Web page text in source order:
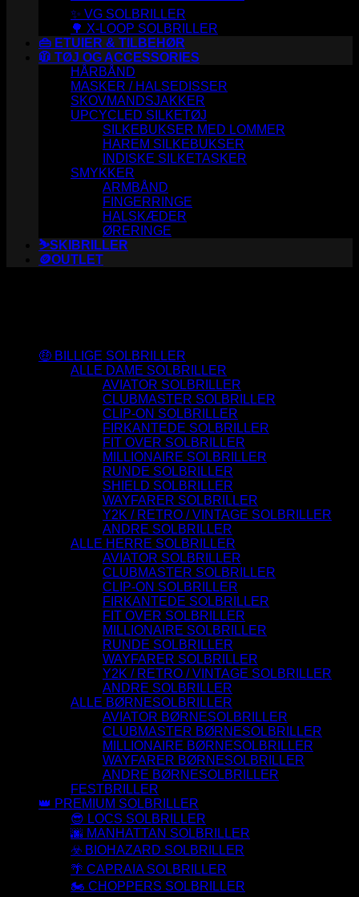
✨ VG SOLBRILLER
🌳 X-LOOP SOLBRILLER
👜 ETUIER & TILBEHØR
🧥 TØJ OG ACCESSORIES
HÅRBÅND
MASKER / HALSEDISSER
SKOVMANDSJAKKER
UPCYCLED SILKETØJ
SILKEBUKSER MED LOMMER
HAREM SILKEBUKSER
INDISKE SILKETASKER
SMYKKER
ARMBÅND
FINGERRINGE
HALSKÆDER
ØRERINGE
⛷️SKIBRILLER
🪙OUTLET
🤑 BILLIGE SOLBRILLER
ALLE DAME SOLBRILLER
AVIATOR SOLBRILLER
CLUBMASTER SOLBRILLER
CLIP-ON SOLBRILLER
FIRKANTEDE SOLBRILLER
FIT OVER SOLBRILLER
MILLIONAIRE SOLBRILLER
RUNDE SOLBRILLER
SHIELD SOLBRILLER
WAYFARER SOLBRILLER
Y2K / RETRO / VINTAGE SOLBRILLER
ANDRE SOLBRILLER
ALLE HERRE SOLBRILLER
AVIATOR SOLBRILLER
CLUBMASTER SOLBRILLER
CLIP-ON SOLBRILLER
FIRKANTEDE SOLBRILLER
FIT OVER SOLBRILLER
MILLIONAIRE SOLBRILLER
RUNDE SOLBRILLER
WAYFARER SOLBRILLER
Y2K / RETRO / VINTAGE SOLBRILLER
ANDRE SOLBRILLER
ALLE BØRNESOLBRILLER
AVIATOR BØRNESOLBRILLER
CLUBMASTER BØRNESOLBRILLER
MILLIONAIRE BØRNESOLBRILLER
WAYFARER BØRNESOLBRILLER
ANDRE BØRNESOLBRILLER
FESTBRILLER
👑 PREMIUM SOLBRILLER
😎 LOCS SOLBRILLER
🌆 MANHATTAN SOLBRILLER
☣️ BIOHAZARD SOLBRILLER
🌴 CAPRAIA SOLBRILLER
🏍️ CHOPPERS SOLBRILLER